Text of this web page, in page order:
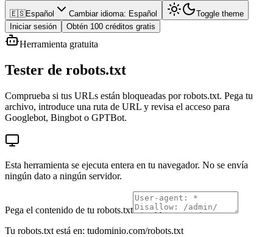
🇪🇸Español Cambiar idioma: Español
Toggle theme
Iniciar sesión
Obtén 100 créditos gratis
Herramienta gratuita
Tester de robots.txt
Comprueba si tus URLs están bloqueadas por robots.txt. Pega tu
archivo, introduce una ruta de URL y revisa el acceso para
Googlebot, Bingbot o GPTBot.
Esta herramienta se ejecuta entera en tu navegador. No se envía
ningún dato a ningún servidor.
Pega el contenido de tu robots.txt
Tu robots.txt está en: tudominio.com/robots.txt